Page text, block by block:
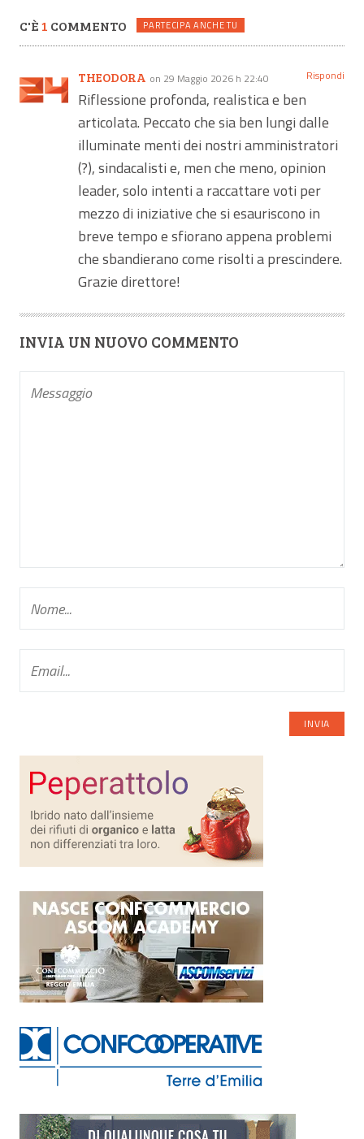
C'È1 COMMENTO PARTECIPA ANCHE TU
THEODORA on 29 Maggio 2026 h 22:40 Rispondi
Riflessione profonda, realistica e ben
articolata. Peccato che sia ben lungi dalle
illuminate menti dei nostri amministratori
(?), sindacalisti e, men che meno, opinion
leader, solo intenti a raccattare voti per
mezzo di iniziative che si esauriscono in
breve tempo e sfiorano appena problemi
che sbandierano come risolti a prescindere.
Grazie direttore!
INVIA UN NUOVO COMMENTO